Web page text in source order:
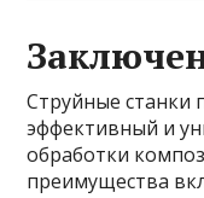
Струйные станки
эффективный и
обработки
преимущества